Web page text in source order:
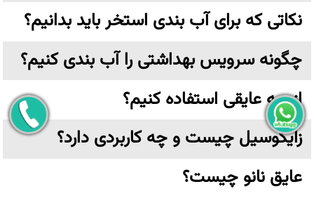
نکاتی که برای آب بندی استخر باید بدانیم؟
چگونه سرویس بهداشتی را آب بندی کنیم؟
از چه عایقی استفاده کنیم؟
زایکوسیل چیست و چه کاربردی دارد؟
عایق نانو چیست؟